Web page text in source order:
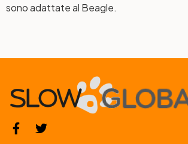
sono adattate al Beagle.